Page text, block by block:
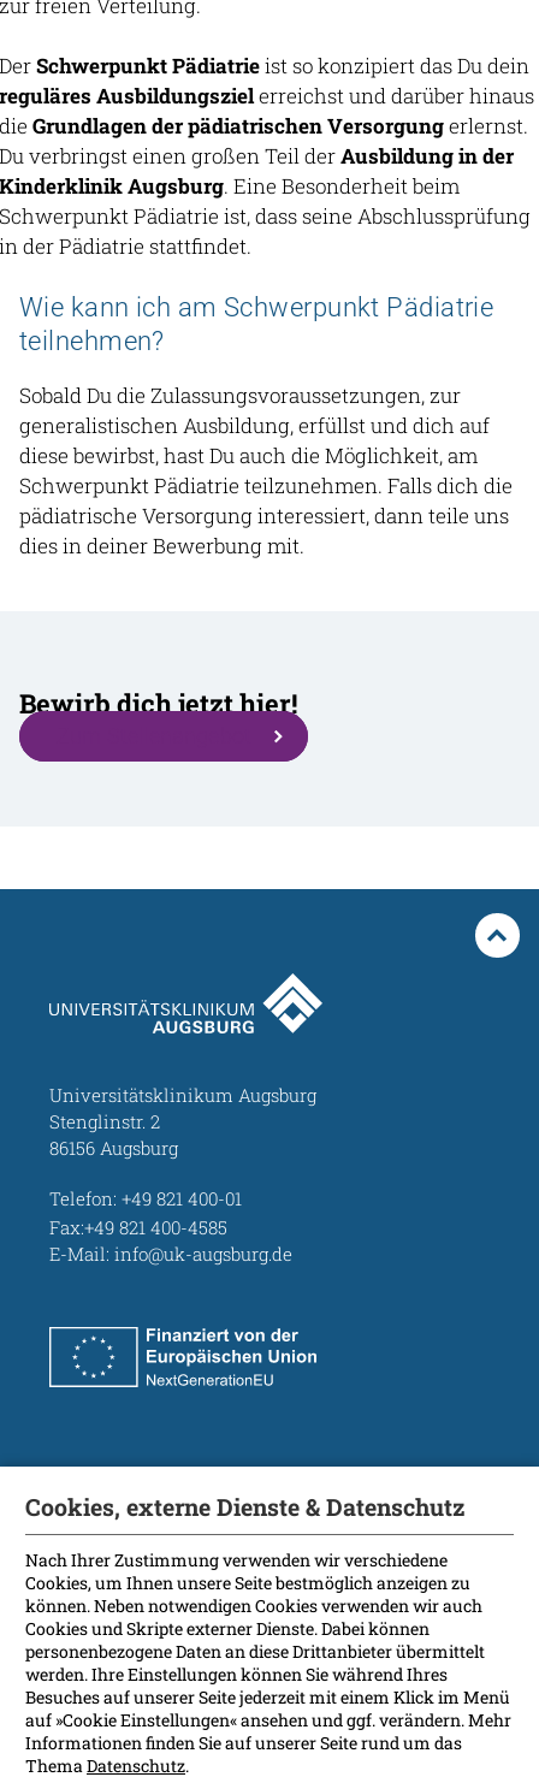
DerSchwerpunkt Pädiatrieist so konzipiert das Du dein
reguläres Ausbildungszielerreichst und darüber hinaus
die Grundlagen der pädiatrischen Versorgungerlernst.
Du verbringst einen großen Teil derAusbildung in der
Kinderklinik Augsburg. Eine Besonderheit beim
Schwerpunkt Pädiatrie ist, dass seine Abschlussprüfung
in der Pädiatrie stattfindet.
Wie kann ich am Schwerpunkt Pädiatrie
teilnehmen?
Sobald Du die Zulassungsvoraussetzungen, zur
generalistischen Ausbildung, erfüllst und dich auf
diese bewirbst, hast Du auch die Möglichkeit, am
Schwerpunkt Pädiatrie teilzunehmen. Falls dich die
pädiatrische Versorgung interessiert, dann teile uns
dies in deiner Bewerbung mit.
Bewirb dich jetzt hier!
Universitätsklinikum Augsburg
Stenglinstr. 2
86156 Augsburg
Telefon: +49 821 400-01
Fax:+49 821 400-4585
E-Mail: info@uk-augsburg.de
Kontakt
Anreise
Impressum
Datenschutz
Cookies, externe Dienste & Datenschutz
Nach Ihrer Zustimmung verwenden wir verschiedene
Cookies, um Ihnen unsere Seite bestmöglich anzeigen zu
können. Neben notwendigen Cookies verwenden wir auch
Cookies und Skripte externer Dienste. Dabei können
personenbezogene Daten an diese Drittanbieter übermittelt
werden. Ihre Einstellungen können Sie während Ihres
Besuches auf unserer Seite jederzeit mit einem Klick im Menü
auf »Cookie Einstellungen« ansehen und ggf. verändern. Mehr
Informationen finden Sie auf unserer Seite rund um das
ThemaDatenschutz.